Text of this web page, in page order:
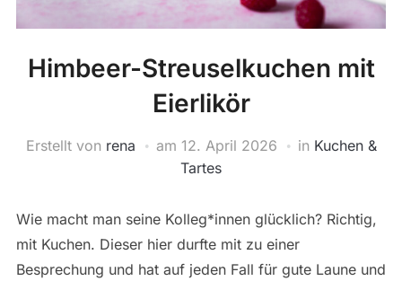
Himbeer-Streuselkuchen mit
Eierlikör
Erstellt von rena am 12. April 2026 in Kuchen &
Tartes
Wie macht man seine Kolleg*innen glücklich? Richtig,
mit Kuchen. Dieser hier durfte mit zu einer
Besprechung und hat auf jeden Fall für gute Laune und